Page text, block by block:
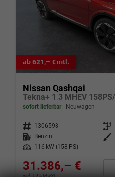
ab 621,– € mtl.
Nissan Qashqai
sofort lieferbar Neuwagen
Fahrzeugnr. 1306598 Getriebe
Kraftstoff
Benzin Außenfarbe
Leistung
116 kW (158 PS)
31.386,– €
incl. 19% MwSt.